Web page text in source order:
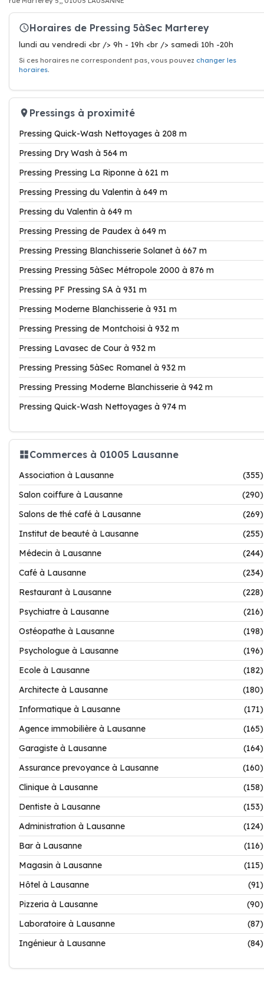
Horaires de Pressing 5àSec Marterey
lundi au vendredi <br /> 9h - 19h <br /> samedi 10h -20h
Si ces horaires ne correspondent pas, vous pouvez changer les
horaires.
Pressings à proximité
Pressing Quick-Wash Nettoyages à 208 m
Pressing Dry Wash à 564 m
Pressing Pressing La Riponne à 621 m
Pressing Pressing du Valentin à 649 m
Pressing du Valentin à 649 m
Pressing Pressing de Paudex à 649 m
Pressing Pressing Blanchisserie Solanet à 667 m
Pressing Pressing 5àSec Métropole 2000 à 876 m
Pressing PF Pressing SA à 931 m
Pressing Moderne Blanchisserie à 931 m
Pressing Pressing de Montchoisi à 932 m
Pressing Lavasec de Cour à 932 m
Pressing Pressing 5àSec Romanel à 932 m
Pressing Pressing Moderne Blanchisserie à 942 m
Pressing Quick-Wash Nettoyages à 974 m
Commerces à 01005 Lausanne
Association à Lausanne
(355)
Salon coiffure à Lausanne
(290)
Salons de thé café à Lausanne
(269)
Institut de beauté à Lausanne
(255)
Médecin à Lausanne
(244)
Café à Lausanne
(234)
Restaurant à Lausanne
(228)
Psychiatre à Lausanne
(216)
Ostéopathe à Lausanne
(198)
Psychologue à Lausanne
(196)
Ecole à Lausanne
(182)
Architecte à Lausanne
(180)
Informatique à Lausanne
(171)
Agence immobilière à Lausanne
(165)
Garagiste à Lausanne
(164)
Assurance prevoyance à Lausanne
(160)
Clinique à Lausanne
(158)
Dentiste à Lausanne
(153)
Administration à Lausanne
(124)
Bar à Lausanne
(116)
Magasin à Lausanne
(115)
Hôtel à Lausanne
(91)
Pizzeria à Lausanne
(90)
Laboratoire à Lausanne
(87)
Ingénieur à Lausanne
(84)